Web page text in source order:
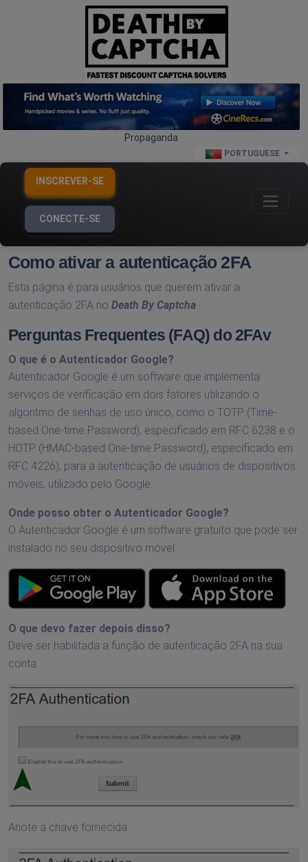
Propaganda
PORTUGUESE
INSCREVER-SE
CONECTE-SE
Como ativar a autenticação 2FA
Esta página é para usuários que querem ativar a
autenticação 2FA no Death By Captcha
Perguntas Frequentes (FAQ) do 2FAv
O que é o Autenticador Google?
Autenticador Google é um software que implementa
serviços de verificação em dois fatores utilizando o
algoritmo de senhas de uso único, como o TOTP (Time-
based One-time Password), especificado em RFC 6238 e o
HOTP (HMAC-based One-time Password), especificado em
RFC 4226), para a autenticação de usuários de dispositivos
móveis, utilizado pelo Google.
Onde posso obter o Autenticador Google?
O Autenticador Google é um software gratuito que pode ser
instalado no seu dispositivo móvel:
O que devo fazer depois disso?
Deve ser habilitada a função de autenticação 2FA na sua
conta.
Anote a chave fornecida.